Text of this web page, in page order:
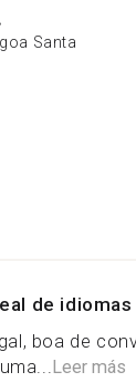
Santa
de idiomas
boa de
Leer más